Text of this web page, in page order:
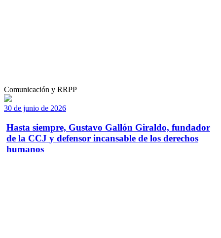
Comunicación y RRPP
30 de junio de 2026
Hasta siempre, Gustavo Gallón Giraldo, fundador
de la CCJ y defensor incansable de los derechos
humanos